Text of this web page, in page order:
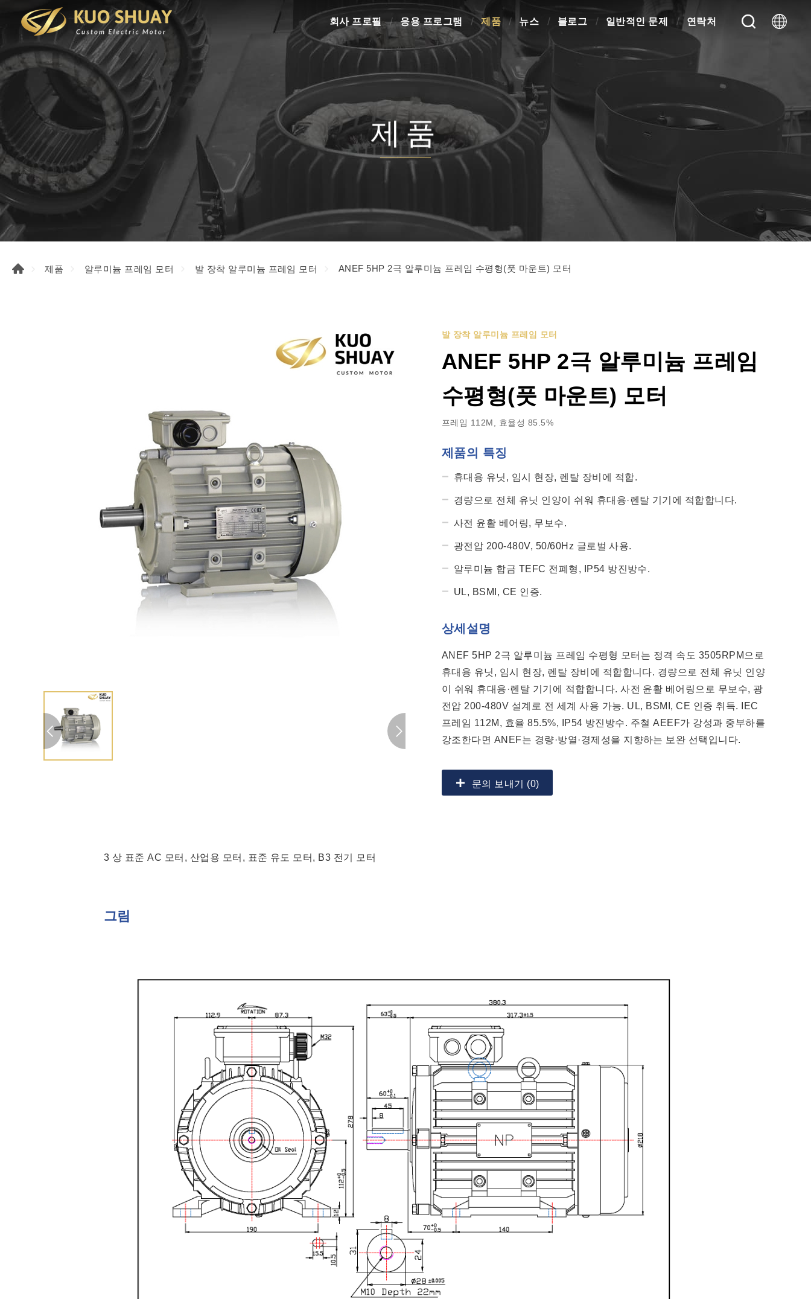
회사 프로필 응용 프로그램 제품 뉴스 블로그 일반적인 문제 연락처
제품
제품 알루미늄 프레임 모터 발 장착 알루미늄 프레임 모터 ANEF 5HP 2극 알루미늄 프레임 수평형(풋 마운트) 모터
발 장착 알루미늄 프레임 모터
ANEF 5HP 2극 알루미늄 프레임
수평형(풋 마운트) 모터
프레임 112M, 효율성 85.5%
제품의 특징
휴대용 유닛, 임시 현장, 렌탈 장비에 적합.
경량으로 전체 유닛 인양이 쉬워 휴대용·렌탈 기기에 적합합니다.
사전 윤활 베어링, 무보수.
광전압 200-480V, 50/60Hz 글로벌 사용.
알루미늄 합금 TEFC 전폐형, IP54 방진방수.
UL, BSMI, CE 인증.
상세설명
ANEF 5HP 2극 알루미늄 프레임 수평형 모터는 정격 속도 3505RPM으로
휴대용 유닛, 임시 현장, 렌탈 장비에 적합합니다. 경량으로 전체 유닛 인양
이 쉬워 휴대용·렌탈 기기에 적합합니다. 사전 윤활 베어링으로 무보수, 광
전압 200-480V 설계로 전 세계 사용 가능. UL, BSMI, CE 인증 취득. IEC
프레임 112M, 효율 85.5%, IP54 방진방수. 주철 AEEF가 강성과 중부하를
강조한다면 ANEF는 경량·방열·경제성을 지향하는 보완 선택입니다.
문의 보내기 (0)
3 상 표준 AC 모터, 산업용 모터, 표준 유도 모터, B3 전기 모터
그림